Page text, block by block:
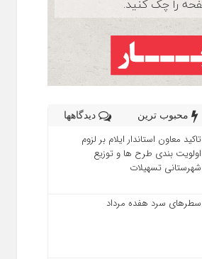
محبوب ترین دیدگاهها
تاکید معاون استاندار ایلام بر لزوم
اولویت‌ بندی طرح‌ ها و توزیع
شهرستانی تسهیلات
سطرهای سرد هفده مرداد